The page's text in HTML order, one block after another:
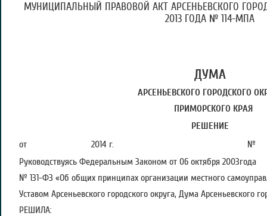
МУНИЦИПАЛЬНЫЙ ПРАВОВОЙ АКТ АРСЕНЬЕВСКОГО
2013 ГОДА № 114-МПА
ДУМА
АРСЕНЬЕВСКОГО ГОРОДСКОГО
ПРИМОРСКОГО КРАЯ
РЕШЕНИЕ
от 2014 г. №
Руководствуясь Федеральным Законом от 06 октября 2003года
№ 131-ФЗ «Об общих принципах организации местного
Уставом Арсеньевского городского округа, Дума Арсеньевского
РЕШИЛА: